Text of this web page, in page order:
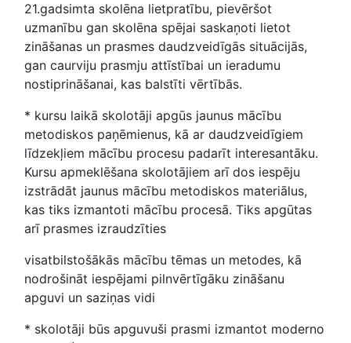
21.gadsimta skolēna lietpratību, pievēršot
uzmanību gan skolēna spējai saskaņoti lietot
zināšanas un prasmes daudzveidīgās situācijās,
gan caurviju prasmju attīstībai un ieradumu
nostiprināšanai, kas balstīti vērtībās.
* kursu laikā skolotāji apgūs jaunus mācību
metodiskos paņēmienus, kā ar daudzveidīgiem
līdzekļiem mācību procesu padarīt interesantāku.
Kursu apmeklēšana skolotājiem arī dos iespēju
izstrādāt jaunus mācību metodiskos materiālus,
kas tiks izmantoti mācību procesā. Tiks apgūtas
arī prasmes izraudzīties
visatbilstošākās mācību tēmas un metodes, kā
nodrošināt iespējami pilnvērtīgāku zināšanu
apguvi un saziņas vidi
* skolotāji būs apguvuši prasmi izmantot moderno